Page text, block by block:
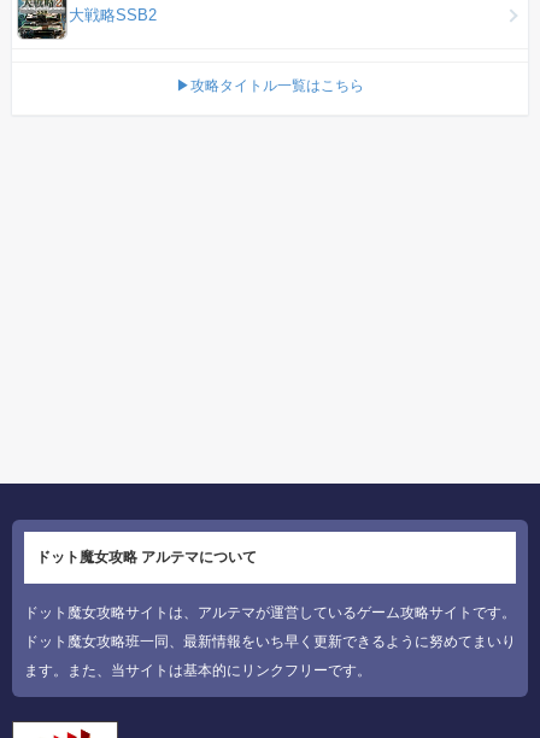
大戦略SSB2
▶攻略タイトル一覧はこちら
ドット魔女攻略 アルテマについて
ドット魔女攻略サイトは、アルテマが運営しているゲーム攻略サイトです。
ドット魔女攻略班一同、最新情報をいち早く更新できるように努めてまいり
ます。また、当サイトは基本的にリンクフリーです。